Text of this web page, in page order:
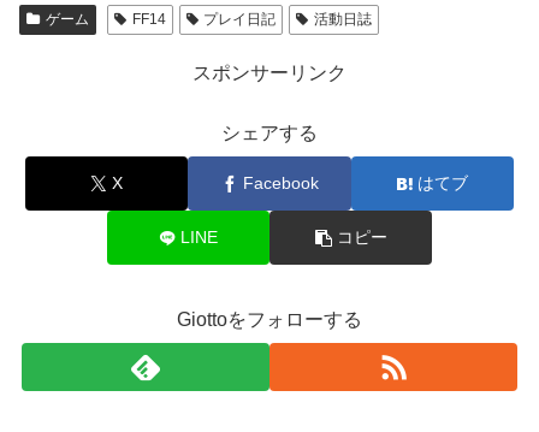
ゲーム FF14 プレイ日記 活動日誌
スポンサーリンク
シェアする
X Facebook はてブ
LINE コピー
Giottoをフォローする